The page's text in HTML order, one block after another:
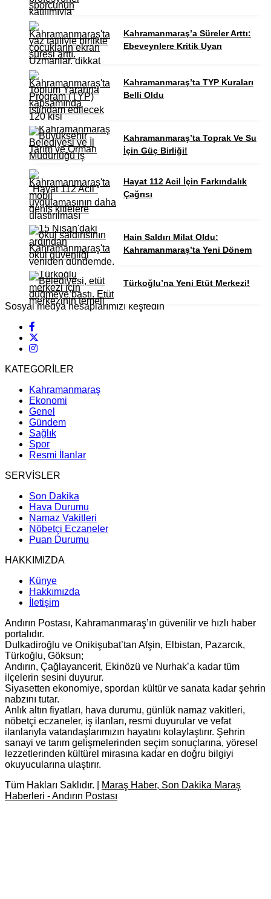
Kahramanmaraş’a Süreler Arttı:
Ebeveynlere Kritik Uyarı
Kahramanmaraş’ta TYP Kuraları
Belli Oldu
Kahramanmaraş’ta Toprak Ve Su
İçin Güç Birliği!
Hayat 112 Acil İçin Farkındalık
Çağrısı
Hain Saldırı Milat Oldu:
Kahramanmaraş’ta Yeni Dönem
Türkoğlu’na Yeni Etüt Merkezi!
Sosyal medya hesaplarımızı keşfedin
KATEGORİLER
Kahramanmaraş
Ekonomi
Genel
Gündem
Sağlık
Spor
Resmi İlanlar
SERVİSLER
Son Dakika
Hava Durumu
Namaz Vakitleri
Nöbetçi Eczaneler
Puan Durumu
HAKKIMIZDA
Künye
Hakkımızda
İletişim
Andırın Postası, Kahramanmaraş’ın güvenilir ve hızlı haber
portalıdır.
Dulkadiroğlu ve Onikişubat’tan Afşin, Elbistan, Pazarcık,
Türkoğlu, Göksun;
Andırın, Çağlayancerit, Ekinözü ve Nurhak’a kadar tüm
ilçelerin sesini duyurur.
Siyasetten ekonomiye, spordan kültür ve sanata kadar şehrin
nabzını tutar.
Anlık altın fiyatları, hava durumu, günlük namaz vakitleri,
nöbetçi eczaneler, iş ilanları, resmi duyurular ve vefat
ilanlarıyla vatandaşlarımızın hayatını kolaylaştırır. Şehrin
sanayi ve tarım gelişmelerinden seçim sonuçlarına, yöresel
lezzetlerinden kültürel mirasına kadar en doğru bilgiyi
okuyucularına ulaştırır.
Tüm Hakları Saklıdır. |
Maraş Haber, Son Dakika Maraş
Haberleri - Andırın Postası